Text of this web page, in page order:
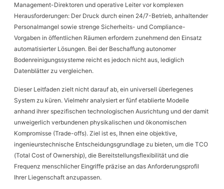
Management-Direktoren und operative Leiter vor komplexen
Herausforderungen: Der Druck durch einen 24/7-Betrieb, anhaltender
Personalmangel sowie strenge Sicherheits- und Compliance-
Vorgaben in öffentlichen Räumen erfordern zunehmend den Einsatz
automatisierter Lösungen. Bei der Beschaffung autonomer
Bodenreinigungssysteme reicht es jedoch nicht aus, lediglich
Datenblätter zu vergleichen.
Dieser Leitfaden zielt nicht darauf ab, ein universell überlegenes
System zu küren. Vielmehr analysiert er fünf etablierte Modelle
anhand ihrer spezifischen technologischen Ausrichtung und der damit
unweigerlich verbundenen physikalischen und ökonomischen
Kompromisse (Trade-offs). Ziel ist es, Ihnen eine objektive,
ingenieurstechnische Entscheidungsgrundlage zu bieten, um die TCO
(Total Cost of Ownership), die Bereitstellungsflexibilität und die
Frequenz menschlicher Eingriffe präzise an das Anforderungsprofil
Ihrer Liegenschaft anzupassen.